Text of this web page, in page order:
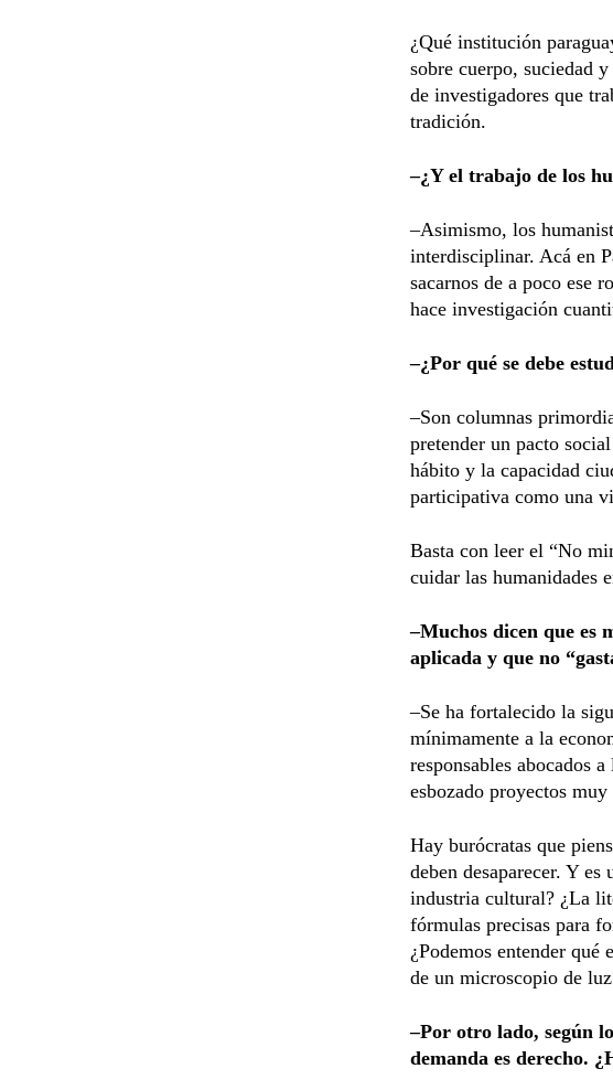
¿Qué institución
sobre cuerpo, suciedad
de investigadores que
tradición.
–¿Y el trabajo de los
–Asimismo, los
interdisciplinar. Acá en
sacarnos de a poco ese
hace investigación
–¿Por qué se debe
–Son columnas
pretender un pacto
hábito y la capacidad
participativa como una
Basta con leer el “No
cuidar las humanidades
–Muchos dicen que es
aplicada y que no
–Se ha fortalecido la
mínimamente a la
responsables abocados
esbozado proyectos
Hay burócratas que
deben desaparecer. Y
industria cultural? ¿La
fórmulas precisas para
¿Podemos entender qué
de un microscopio de
–Por otro lado, según
demanda es derecho.